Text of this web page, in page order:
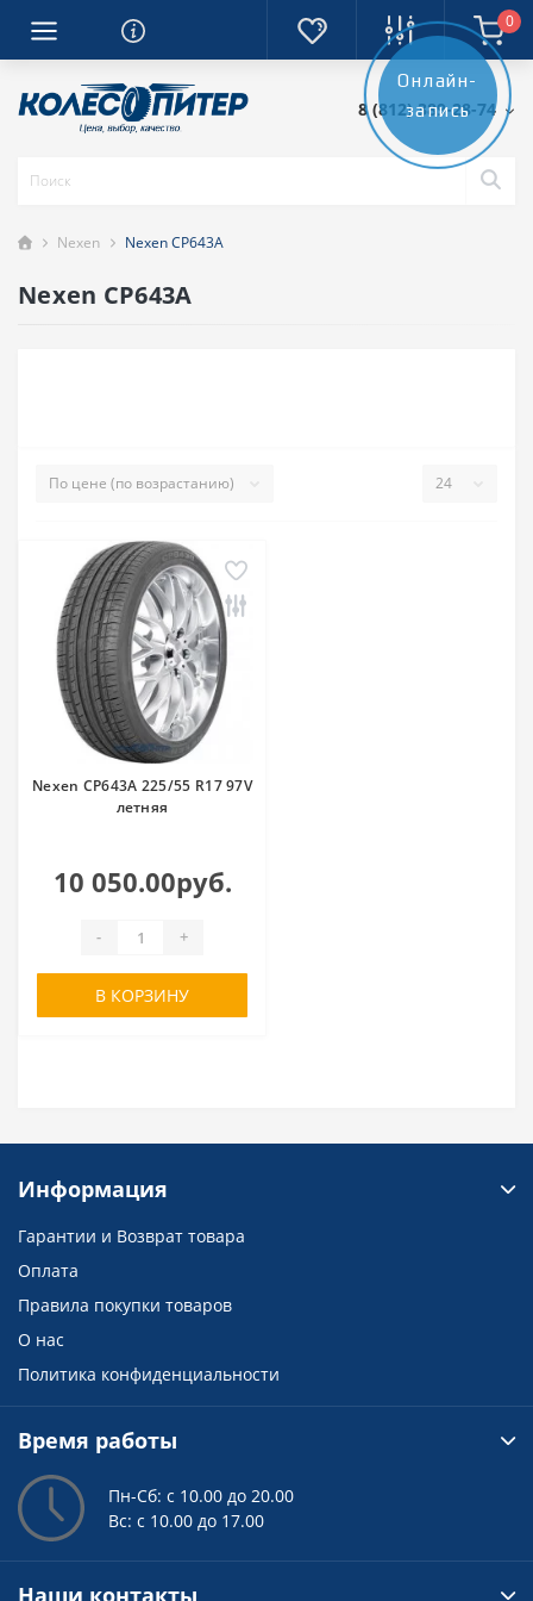
0
8 (812) 389-28-74
Nexen Nexen CP643A
Nexen CP643A
Nexen CP643A 225/55 R17 97V
летняя
10 050.00руб.
- +
В КОРЗИНУ
Онлайн-
запись
Информация
Гарантии и Возврат товара
Оплата
Правила покупки товаров
О нас
Политика конфиденциальности
Время работы
Пн-Сб: с 10.00 до 20.00
Вс: с 10.00 до 17.00
Наши контакты